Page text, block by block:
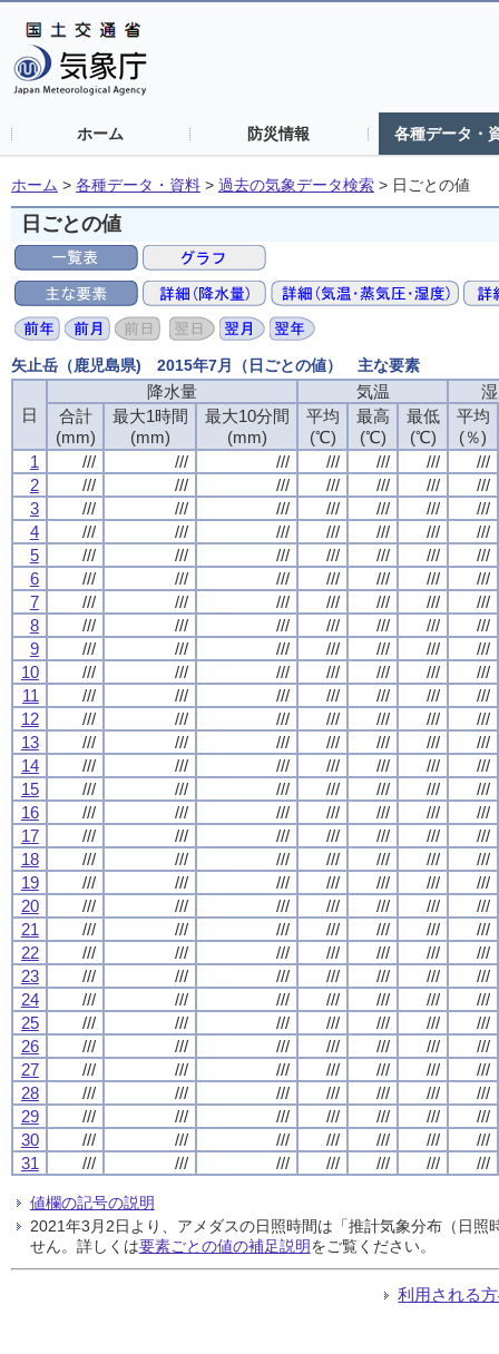
ホーム 防災情報 各種データ・
ホーム > 各種データ・資料 > 過去の気象データ検索 > 日ごとの値
日ごとの値
矢止岳（鹿児島県) 2015年7月（日ごとの値） 主な要素
日
降水量 気温
合計
(mm)
最大1時間
(mm)
最大10分間
(mm)
平均
(℃)
最高
(℃)
最低
(℃)
平均
(％)
1
/// /// /// /// /// ///
///
2
/// /// /// /// /// ///
///
3
/// /// /// /// /// ///
///
4
/// /// /// /// /// ///
///
5
/// /// /// /// /// ///
///
6
/// /// /// /// /// ///
///
7
/// /// /// /// /// ///
///
8
/// /// /// /// /// ///
///
9
/// /// /// /// /// ///
///
10
/// /// /// /// /// ///
///
11
/// /// /// /// /// ///
///
12
/// /// /// /// /// ///
///
13
/// /// /// /// /// ///
///
14
/// /// /// /// /// ///
///
15
/// /// /// /// /// ///
///
16
/// /// /// /// /// ///
///
17
/// /// /// /// /// ///
///
18
/// /// /// /// /// ///
///
19
/// /// /// /// /// ///
///
20
/// /// /// /// /// ///
///
21
/// /// /// /// /// ///
///
22
/// /// /// /// /// ///
///
23
/// /// /// /// /// ///
///
24
/// /// /// /// /// ///
///
25
/// /// /// /// /// ///
///
26
/// /// /// /// /// ///
///
27
/// /// /// /// /// ///
///
28
/// /// /// /// /// ///
///
29
/// /// /// /// /// ///
///
30
/// /// /// /// /// ///
///
31
/// /// /// /// /// /// ///
値欄の記号の説明
2021年3月2日より、アメダスの日照時間は「推計気象分布（日
せん。詳しくは要素ごとの値の補足説明をご覧ください。
利用される